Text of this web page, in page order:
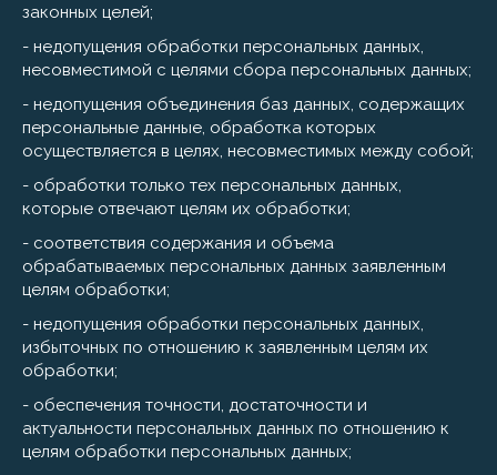
законных целей;
- недопущения обработки персональных данных,
несовместимой с целями сбора персональных данных;
- недопущения объединения баз данных, содержащих
персональные данные, обработка которых
осуществляется в целях, несовместимых между собой;
- обработки только тех персональных данных,
которые отвечают целям их обработки;
- соответствия содержания и объема
обрабатываемых персональных данных заявленным
целям обработки;
- недопущения обработки персональных данных,
избыточных по отношению к заявленным целям их
обработки;
- обеспечения точности, достаточности и
актуальности персональных данных по отношению к
целям обработки персональных данных;